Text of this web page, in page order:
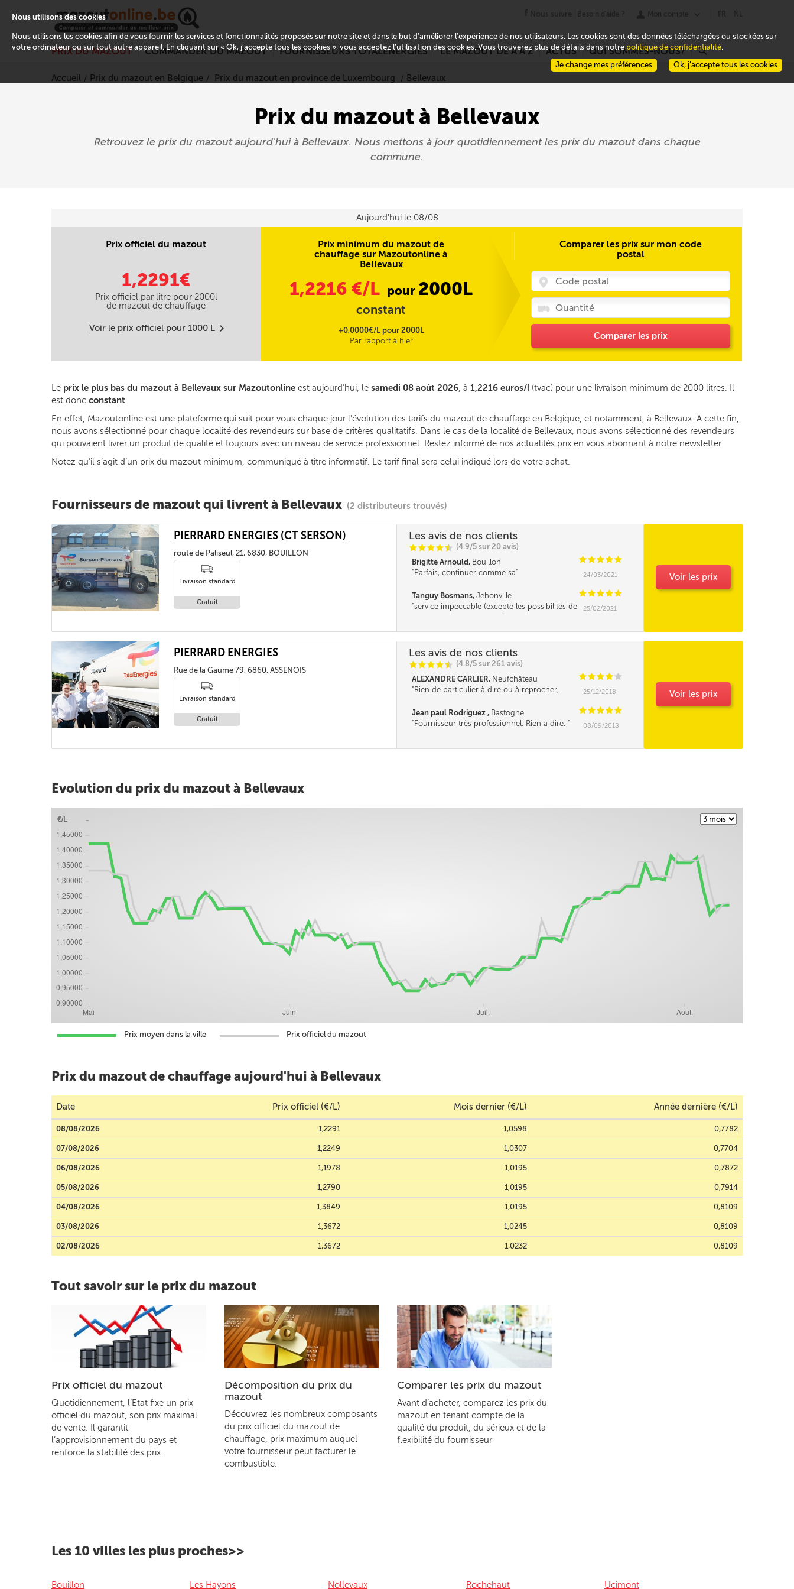
PRIX DU MAZOUT COMMANDER DU MAZOUT FOURNISSEURS TOTALENERGIES LE MAZOUT DE A À Z ACTUS QUI SOMMES-NOUS? r
Accueil Prix du mazout en Belgique Prix du mazout en province de Luxembourg Bellevaux
Prix du mazout à Bellevaux
Retrouvez le prix du mazout aujourd'hui à Bellevaux. Nous mettons à jour quotidiennement les prix du mazout dans chaque
commune.
Aujourd'hui le 08/08
Prix officiel du mazout
1,2291€
Prix officiel par litre pour 2000l
de mazout de chauffage
Voir le prix officiel pour1000 L m
Prix minimum du mazout de
chauffage sur Mazoutonline à
Bellevaux
1,2216 €/L pour 2000L
constant
+0,0000€/L pour 2000L
Par rapport à hier
Comparer les prix sur mon code
postal
Comparer les prix
Le prix le plus bas du mazout à Bellevaux sur Mazoutonline est aujourd’hui, le samedi 08 août 2026, à 1,2216 euros/l (tvac) pour une livraison minimum de 2000 litres. Il
est donc constant.
En effet, Mazoutonline est une plateforme qui suit pour vous chaque jour l’évolution des tarifs du mazout de chauffage en Belgique, et notamment, à Bellevaux. A cette fin,
nous avons sélectionné pour chaque localité des revendeurs sur base de critères qualitatifs. Dans le cas de la localité de Bellevaux, nous avons sélectionné des revendeurs
qui pouvaient livrer un produit de qualité et toujours avec un niveau de service professionnel. Restez informé de nos actualités prix en vous abonnant à notre newsletter.
Notez qu’il s’agit d’un prix du mazout minimum, communiqué à titre informatif. Le tarif final sera celui indiqué lors de votre achat.
Fournisseurs de mazout qui livrent à Bellevaux (2 distributeurs trouvés)
PIERRARD ENERGIES (CT SERSON)
route de Paliseul, 21, 6830, BOUILLON
Livraison standard
Gratuit
Les avis de nos clients
CCCCi
@ (4.9/5 sur 20 avis)
Brigitte Arnould, Bouillon CCCCC
Parfais, continuer comme sa
24/03/2021
Tanguy Bosmans, Jehonville CCCCC
service impeccable (excepté les possibilités de
25/02/2021
Voir les prix
PIERRARD ENERGIES
Rue de la Gaume 79, 6860, ASSENOIS
Livraison standard
Gratuit
Les avis de nos clients
CCCCi
@ (4.8/5 sur 261 avis)
ALEXANDRE CARLIER, Neufchâteau CCCC C
Rien de particulier à dire ou à reprocher,
prochain en espérant une baisse du mazout de
chauffage.............
25/12/2018
Jean paul Rodriguez , Bastogne CCCCC
Fournisseur très professionnel. Rien à dire.
08/09/2018
Voir les prix
Evolution du prix du mazout à Bellevaux
Prix moyen dans la ville Prix officiel du mazout
Prix du mazout de chauffage aujourd'hui à Bellevaux
Date Prix officiel (€/L) Mois dernier (€/L) Année dernière (€/L)
08/08/2026 1,2291 1,0598 0,7782
07/08/2026 1,2249 1,0307 0,7704
06/08/2026 1,1978 1,0195 0,7872
05/08/2026 1,2790 1,0195 0,7914
04/08/2026 1,3849 1,0195 0,8109
03/08/2026 1,3672 1,0245 0,8109
02/08/2026 1,3672 1,0232 0,8109
Tout savoir sur le prix du mazout
Prix officiel du mazout
Quotidiennement, l’Etat fixe un prix
officiel du mazout, son prix maximal
de vente. Il garantit
l’approvisionnement du pays et
renforce la stabilité des prix.
Décomposition du prix du
mazout
Découvrez les nombreux composants
du prix officiel du mazout de
chauffage, prix maximum auquel
votre fournisseur peut facturer le
combustible.
Comparer les prix du mazout
Avant d’acheter, comparez les prix du
mazout en tenant compte de la
qualité du produit, du sérieux et de la
flexibilité du fournisseur
Les 10 villes les plus proches>>
Bouillon Les Hayons Nollevaux Rochehaut Ucimont
Nous utilisons des cookies
Nous utilisons les cookies afin de vous fournir les services et fonctionnalités proposés sur notre site et dans le but d’améliorer l’expérience de nos utilisateurs. Les cookies sont des données téléchargées ou stockées sur
votre ordinateur ou sur tout autre appareil. En cliquant sur « Ok, j’accepte tous les cookies », vous acceptez l’utilisation des cookies. Vous trouverez plus de détails dans notre politique de confidentialité.
Ok, j’accepte tous les cookies
Je change mes préférences